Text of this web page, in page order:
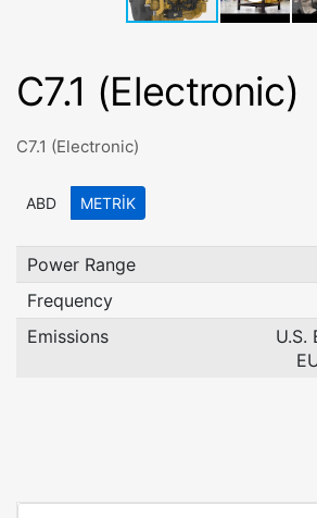
C7.1 (Electronic)
C7.1 (Electronic)
ABD METRIK
Power Range
Frequency
Emissions
U.S.